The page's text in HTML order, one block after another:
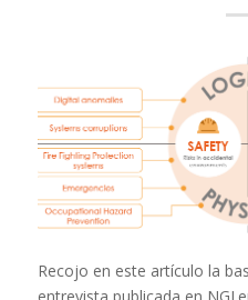
Recojo en este artículo la
entrevista publicada en